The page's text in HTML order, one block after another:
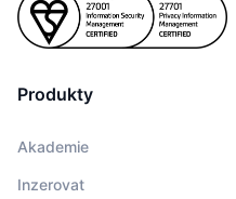
Produkty
Akademie
Inzerovat